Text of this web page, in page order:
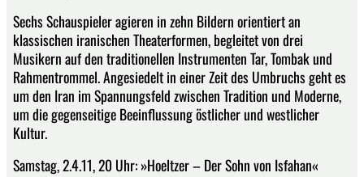
Sechs Schauspieler agieren in zehn Bildern orientiert an
klassischen iranischen Theaterformen, begleitet von drei
Musikern auf den traditionellen Instrumenten Tar, Tombak und
Rahmentrommel. Angesiedelt in einer Zeit des Umbruchs geht es
um den Iran im Spannungsfeld zwischen Tradition und Moderne,
um die gegenseitige Beeinflussung östlicher und westlicher
Kultur.
Samstag, 2.4.11, 20 Uhr: »Hoeltzer – Der Sohn von Isfahan«